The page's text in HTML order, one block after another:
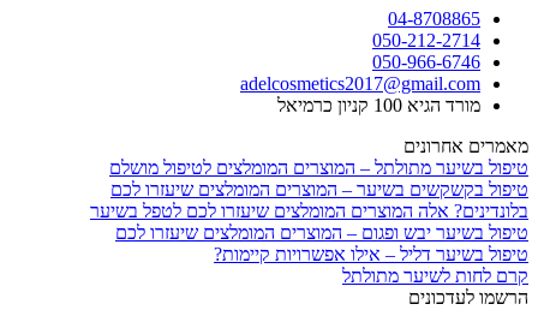
04-8708865
050-212-2714
050-966-6746
adelcosmetics2017@gmail.com
מורד הגיא 100 קניון כרמיאל
מאמרים אחרונים
טיפול בשיער מתולתל – המוצרים המומלצים לטיפול מושלם
טיפול בקשקשים בשיער – המוצרים המומלצים שיעזרו לכם
בלונדינים? אלה המוצרים המומלצים שיעזרו לכם לטפל בשיער
טיפול בשיער יבש ופגום – המוצרים המומלצים שיעזרו לכם
טיפול בשיער דליל – אילו אפשרויות קיימות?
קרם לחות לשיער מתולתל
הרשמו לעדכונים